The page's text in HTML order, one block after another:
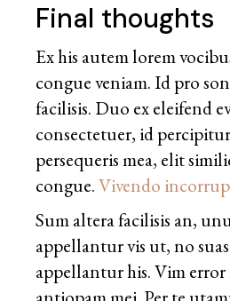
Final thoughts
Ex his autem lorem
congue veniam. Id pro
facilisis. Duo ex eleifend
consectetuer, id
persequeris mea, elit
congue.Vivendo
Sum altera facilisis an,
appellantur vis ut, no
appellantur his. Vim error